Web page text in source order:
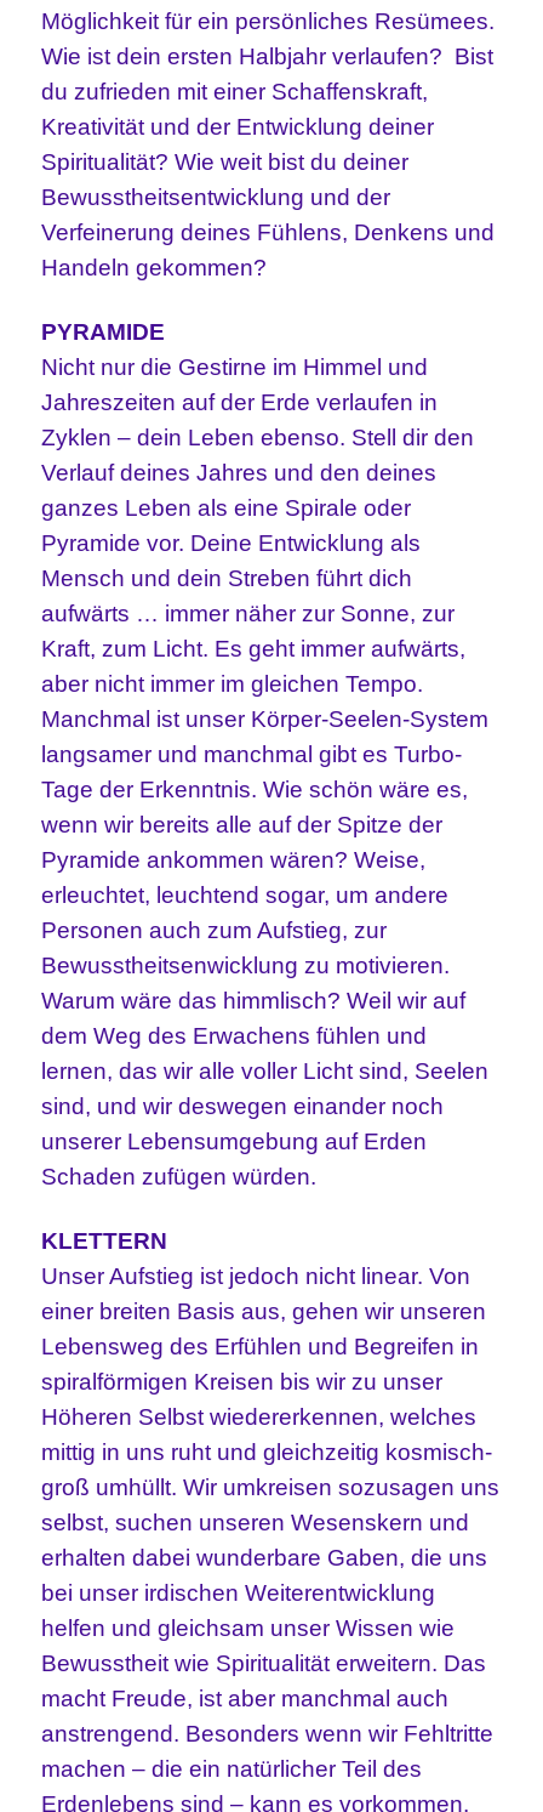
Möglichkeit für ein persönliches Resümees.
Wie ist dein ersten Halbjahr verlaufen? Bist
du zufrieden mit einer Schaffenskraft,
Kreativität und der Entwicklung deiner
Spiritualität? Wie weit bist du deiner
Bewusstheitsentwicklung und der
Verfeinerung deines Fühlens, Denkens und
Handeln gekommen?
PYRAMIDE
Nicht nur die Gestirne im Himmel und
Jahreszeiten auf der Erde verlaufen in
Zyklen – dein Leben ebenso. Stell dir den
Verlauf deines Jahres und den deines
ganzes Leben als eine Spirale oder
Pyramide vor. Deine Entwicklung als
Mensch und dein Streben führt dich
aufwärts … immer näher zur Sonne, zur
Kraft, zum Licht. Es geht immer aufwärts,
aber nicht immer im gleichen Tempo.
Manchmal ist unser Körper-Seelen-System
langsamer und manchmal gibt es Turbo-
Tage der Erkenntnis.Wie schön wäre es,
wenn wir bereits alle auf der Spitze der
Pyramide ankommen wären? Weise,
erleuchtet, leuchtend sogar, um andere
Personen auch zum Aufstieg, zur
Bewusstheitsenwicklung zu motivieren.
Warum wäre das himmlisch? Weil wir auf
dem Weg des Erwachens fühlen und
lernen, das wir alle voller Licht sind, Seelen
sind, und wir deswegen einander noch
unserer Lebensumgebung auf Erden
Schaden zufügen würden.
KLETTERN
Unser Aufstieg ist jedoch nicht linear. Von
einer breiten Basis aus, gehen wir unseren
Lebensweg des Erfühlen und Begreifen in
spiralförmigen Kreisen bis wir zu unser
Höheren Selbst wiedererkennen, welches
mittig in uns ruht und gleichzeitig kosmisch-
groß umhüllt. Wir umkreisen sozusagen uns
selbst, suchen unseren Wesenskern und
erhalten dabei wunderbare Gaben, die uns
bei unser irdischen Weiterentwicklung
helfen und gleichsam unser Wissen wie
Bewusstheit wie Spiritualität erweitern. Das
macht Freude, ist aber manchmal auch
anstrengend. Besonders wenn wir Fehltritte
machen – die ein natürlicher Teil des
Erdenlebens sind – kann es vorkommen,